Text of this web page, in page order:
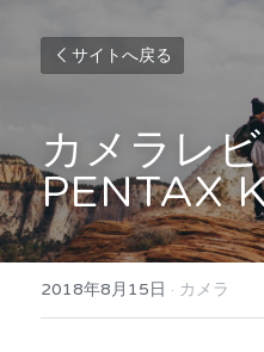
サイトへ戻る
カメラレ
PENTAX
2018年8月15日 · カメラ